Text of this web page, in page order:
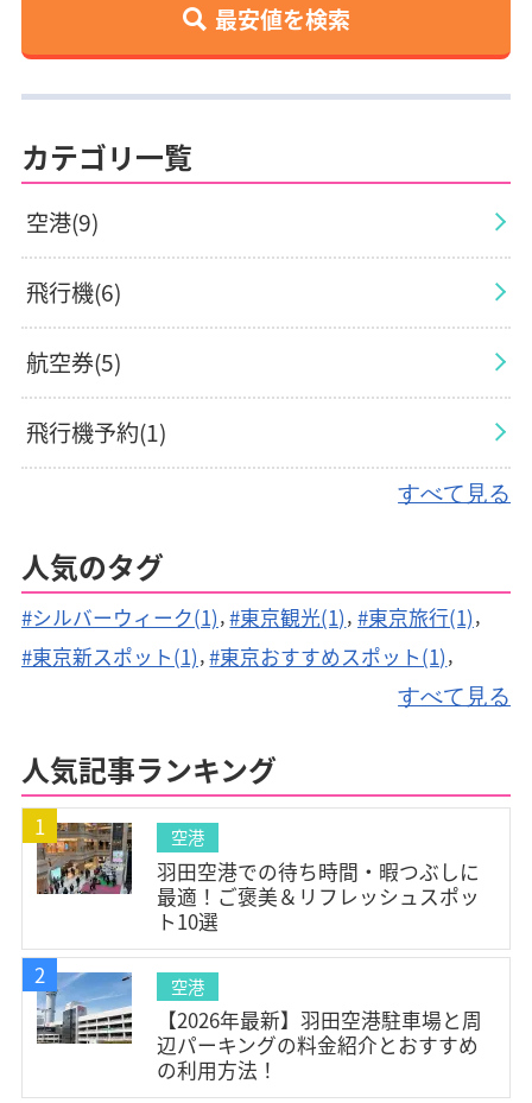
最安値を検索
カテゴリ一覧
空港(9)
飛行機(6)
航空券(5)
飛行機予約(1)
航空会社(1)
観光地(2)
すべて見る
人気のタグ
#シルバーウィーク(1) #東京観光(1) #東京旅行(1)
#東京新スポット(1) #東京おすすめスポット(1)
#駐車料金(1)
#燃油サーチャージ(1) #空港映画館(2)
#空港グルメ(3) #空港暇つぶし(3) #空港温泉(1)
#北海道スイーツ(1) #機内快適グッズ(1)
#旅行準備(1)
#フライト対策(1) #ターミナル案内(1)
#チェックインカウンター(1)
#空港ラウンジ(4) #充電スポット(1)
#空港サービス(4) #荷造り(1) #チェックリスト(2)
#空港コード(1) #3文字コード(1) #IATAコード(1)
#耳抜き(2)
#家族旅行(3)
すべて見る
人気記事ランキング
1 空港
羽田空港での待ち時間・暇つぶしに
最適！ご褒美＆リフレッシュスポッ
ト10選
2
空港
【2026年最新】羽田空港駐車場と周
辺パーキングの料金紹介とおすすめ
の利用方法！